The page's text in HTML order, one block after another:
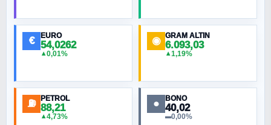
MURAT ÖZKAN
NURETTIN BÖLÜK
€ EURO
54,0262
▲0,01%
◉ GRAM ALTIN
6.093,03
▲1,19%
⛽ PETROL
88,21
▲4,73%
● BONO
40,02
▬0,00%